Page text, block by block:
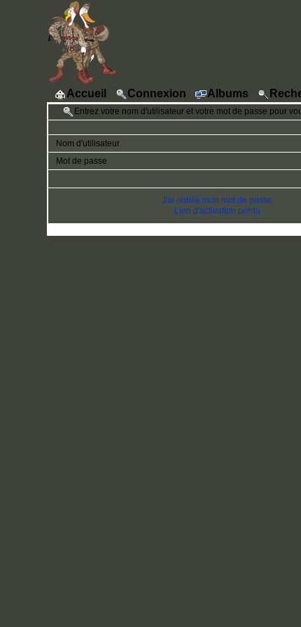
Accueil Connexion Albums
Entrez votre nom d'utilisateur et votre mot de passe pour
Nom d'utilisateur
Mot de passe
J'ai oublié mon mot de passe
Lien d'activation perdu